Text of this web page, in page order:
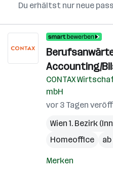
Du erhältst nur neue
Accounting/
CONTAX
mbH
vor 3 Tagen
Wien 1. Bezirk
Homeoffice
Merken